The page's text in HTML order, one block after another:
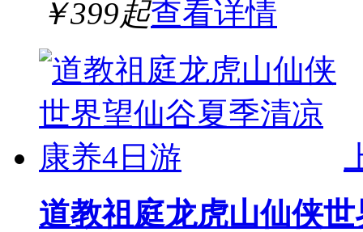
￥399起查看详情
道教祖庭龙虎山仙侠